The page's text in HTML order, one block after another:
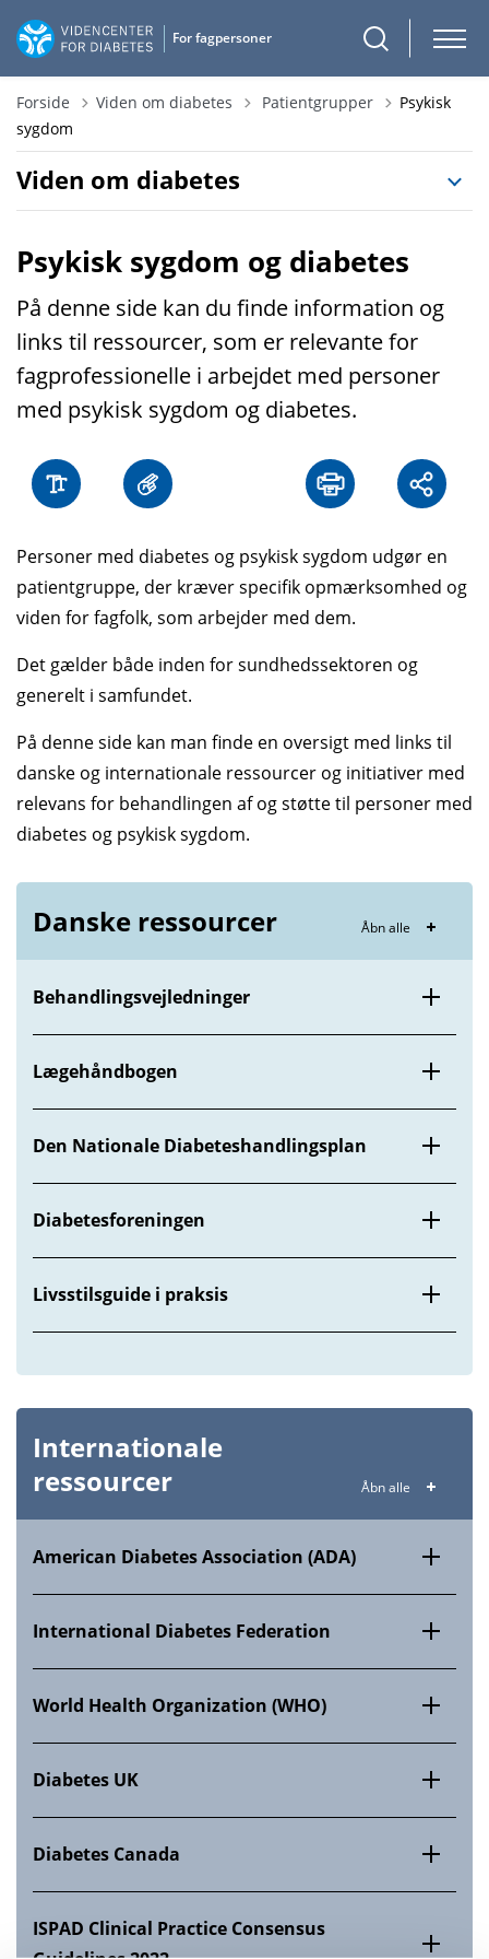
Forside Viden om diabetes Tilbage til
Patientgrupper
Psykisk
sygdom
Viden om diabetes
Psykisk sygdom og diabetes
På denne side kan du finde information og
links til ressourcer, som er relevante for
fagprofessionelle i arbejdet med personer
med psykisk sygdom og diabetes.
Personer med diabetes og psykisk sygdom udgør en
patientgruppe, der kræver specifik opmærksomhed og
viden for fagfolk, som arbejder med dem.
Det gælder både inden for sundhedssektoren og
generelt i samfundet.
På denne side kan man finde en oversigt med links til
danske og internationale ressourcer og initiativer med
relevans for behandlingen af og støtte til personer med
diabetes og psykisk sygdom.
Danske ressourcer Åbn alle
Behandlingsvejledninger
Lægehåndbogen
Den Nationale Diabeteshandlingsplan
Diabetesforeningen
Livsstilsguide i praksis
Internationale
ressourcer
Åbn alle
American Diabetes Association (ADA)
International Diabetes Federation
World Health Organization (WHO)
Diabetes UK
Diabetes Canada
ISPAD Clinical Practice Consensus